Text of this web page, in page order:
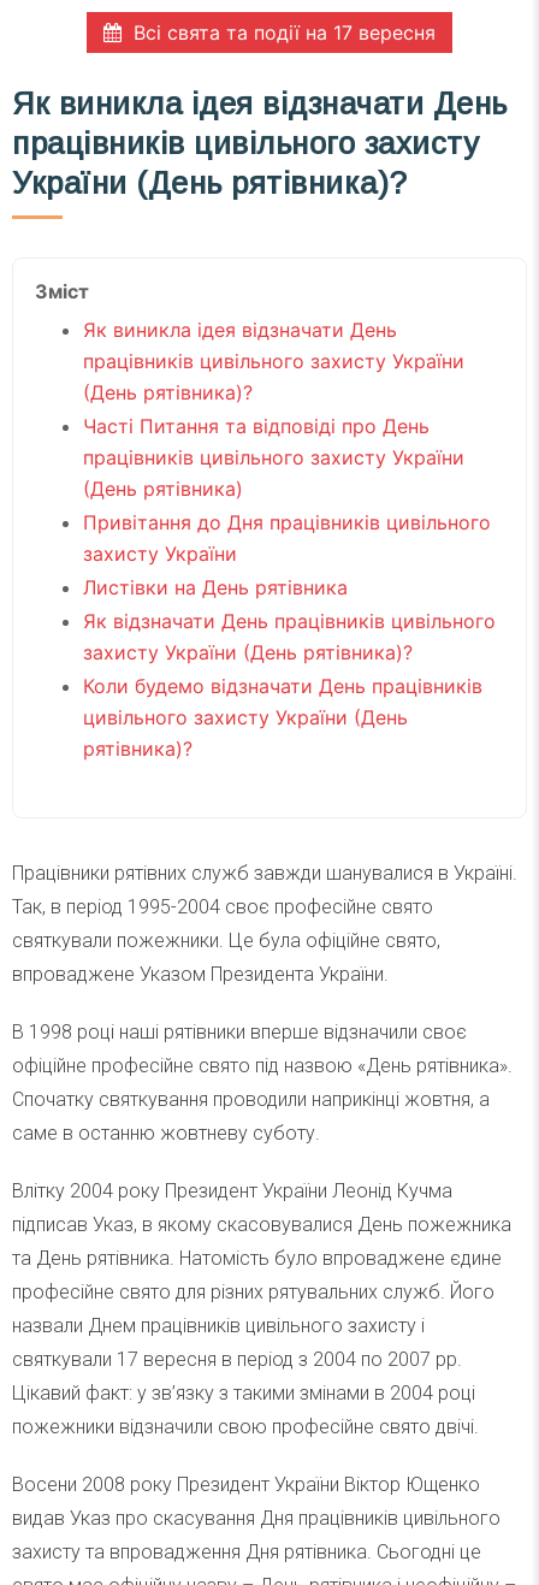
Всі свята та події на 17 вересня
Як виникла ідея відзначати День
працівників цивільного захисту
України (День рятівника)?
Зміст
Як виникла ідея відзначати День
працівників цивільного захисту України
(День рятівника)?
Часті Питання та відповіді про День
працівників цивільного захисту України
(День рятівника)
Привітання до Дня працівників цивільного
захисту України
Листівки на День рятівника
Як відзначати День працівників цивільного
захисту України (День рятівника)?
Коли будемо відзначати День працівників
цивільного захисту України (День
рятівника)?
Працівники рятівних служб завжди шанувалися в Україні.
Так, в період 1995-2004 своє професійне свято
святкували пожежники. Це була офіційне свято,
впроваджене Указом Президента України.
В 1998 році наші рятівники вперше відзначили своє
офіційне професійне свято під назвою «День рятівника».
Спочатку святкування проводили наприкінці жовтня, а
саме в останню жовтневу суботу.
Влітку 2004 року Президент України Леонід Кучма
підписав Указ, в якому скасовувалися День пожежника
та День рятівника. Натомість було впроваджене єдине
професійне свято для різних рятувальних служб. Його
назвали Днем працівників цивільного захисту і
святкували 17 вересня в період з 2004 по 2007 рр.
Цікавий факт: у зв’язку з такими змінами в 2004 році
пожежники відзначили свою професійне свято двічі.
Восени 2008 року Президент України Віктор Ющенко
видав Указ про скасування Дня працівників цивільного
захисту та впровадження Дня рятівника. Сьогодні це